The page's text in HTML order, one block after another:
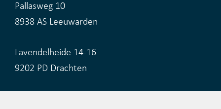
Pallasweg 10
8938 AS Leeuwarden
Lavendelheide 14-16
9202 PD Drachten